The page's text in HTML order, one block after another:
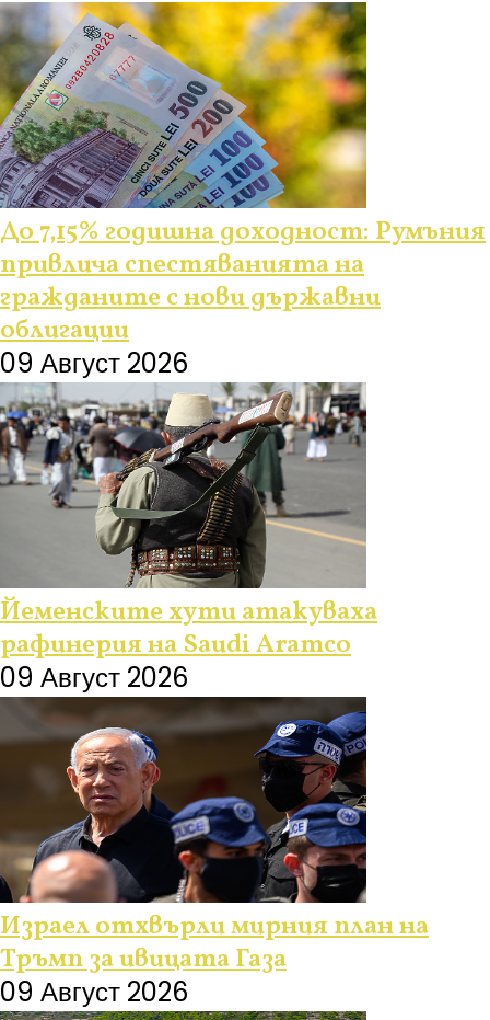
До 7,15% годишна доходност: Румъния
привлича спестяванията на
гражданите с нови държавни
облигации
09 Август 2026
Йеменските хути атакуваха
рафинерия на Saudi Aramco
09 Август 2026
Израел отхвърли мирния план на
Тръмп за ивицата Газа
09 Август 2026